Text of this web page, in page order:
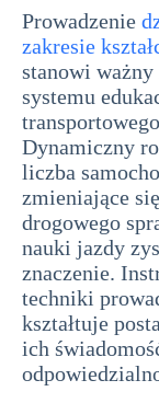
Prowadzenie
zakresie
stanowi
systemu
Dynamiczny
liczba
zmieniające
drogowego
nauki jazdy
znaczenie.
techniki
kształtuje
ich